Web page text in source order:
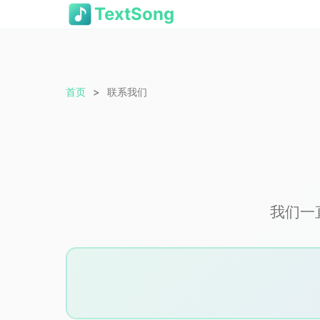
TextSong
首页 联系我们
我们一